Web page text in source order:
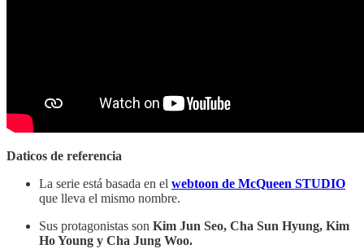
Daticos de referencia
La serie está basada en el webtoon de McQueen STUDIO
que lleva el mismo nombre.
Sus protagonistas son Kim Jun Seo, Cha Sun Hyung, Kim
Ho Young y Cha Jung Woo.